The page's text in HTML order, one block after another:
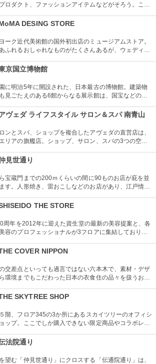
ロダクト、ファッションアイテムなどがそろう。これ
る。 DESING STORE
ーク近代美術館の国外初出店のミュージアムストア。
ふれるおしゃれなものがたくさんあるが、ウェディン
京国立博物館
園に明治5年に開設された、日本最古の博物館。建築物
見ごたえのある6館からなる展示館は、国宝などの歴
リジナルグッズを販売するミュージアムショップや食事
カフェなども併設されています。
ヴェダ ライフスタイル サロン＆スパ 南青山
ンとスパ、ショップを複合したアヴェダの直営店は、
リアの旗艦店。ショップ、サロン、スパの3つの空間
時間の中、リラックスしてお過ごしいただけます。
見世通り
宝蔵門までの200ｍくらいの間に90ものお店が庇を並
す。人形焼き、雷おこしなどのお店があり、江戸情緒
THE STORE
周年を2012年に迎えた資生堂の最新の美容提案と、各
容のプロフェッショナルが3フロアに集結しており、
などのイベントをしているのでチェックしよう。
COVER NIPPON
交差点といっても過言ではない六本木で、素材・デザ
環境までもこだわった日本の衣食住の品々を扱うお
みよう！
SKYTREE SHOP
階、フロア345の3か所にあるスカイツリーのオフィシ
ップ。ここでしか購入できない限定商品やコラボレー
高いところでの購入として記念に残る思い出に！
法院通り
望む「仲見世通り」にクロスする「伝通院通り」は、